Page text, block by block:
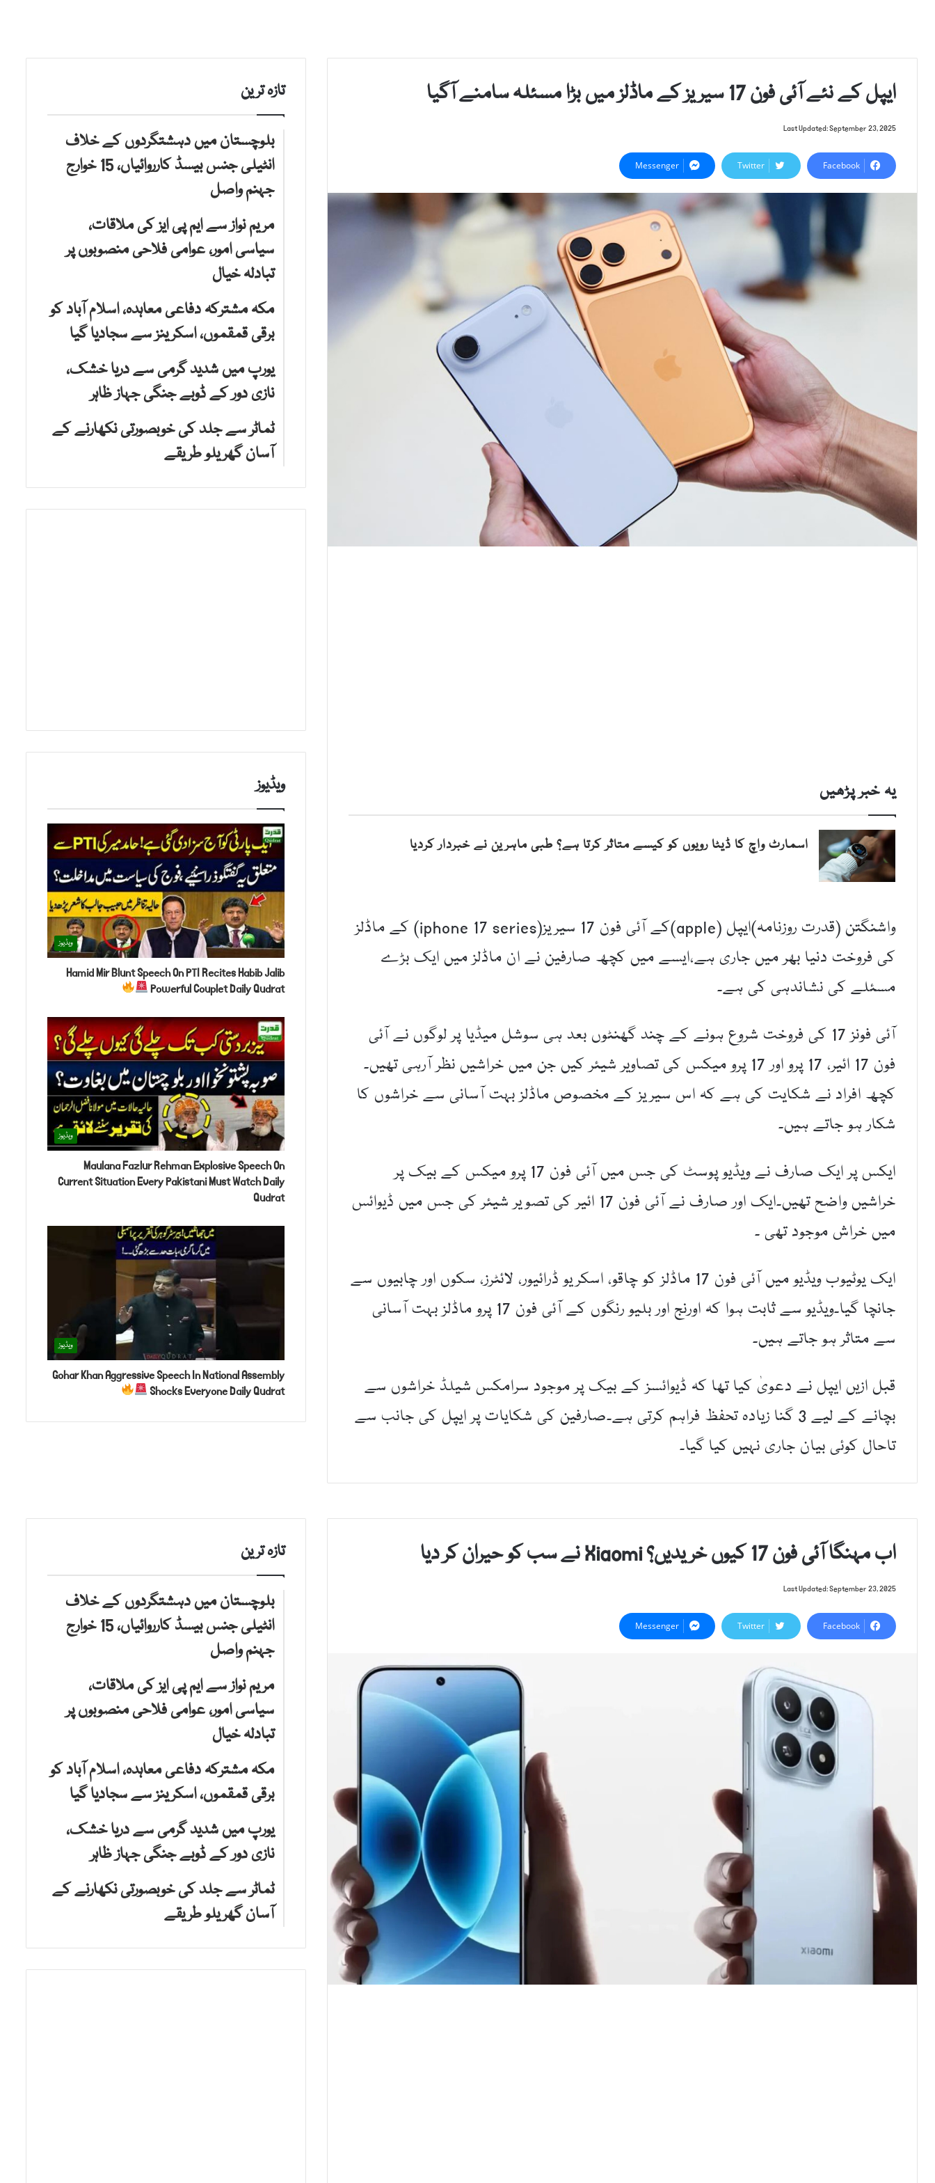
ایپل کے نئے آئی فون 17 سیریز کے ماڈلز میں بڑا مسئلہ سامنے آگیا
Last Updated: September 23, 2025
Facebook
Twitter
Messenger
یہ خبر پڑھیں
اسمارٹ واچ کا ڈیٹا رویوں کو کیسے متاثر کرتا ہے؟ طبی ماہرین نے خبردار کردیا
واشنگتن (قدرت روزنامہ)ایپل (apple)کے آئی فون 17 سیریز(iphone 17 series) کے ماڈلز
کی فروخت دنیا بھر میں جاری ہے،ایسے میں کچھ صارفین نے ان ماڈلز میں ایک بڑے
مسئلے کی نشاندہی کی ہے۔
آئی فونز 17 کی فروخت شروع ہونے کے چند گھنٹوں بعد ہی سوشل میڈیا پر لوگوں نے آئی
فون 17 ائیر، 17 پرو اور 17 پرو میکس کی تصاویر شیئر کیں جن میں خراشیں نظر آرہی تھیں۔
کچھ افراد نے شکایت کی ہے کہ اس سیریز کے مخصوص ماڈلز بہت آسانی سے خراشوں کا
شکار ہو جاتے ہیں۔
ایکس پر ایک صارف نے ویڈیو پوسٹ کی جس میں آئی فون 17 پرو میکس کے بیک پر
خراشیں واضح تھیں۔ایک اور صارف نے آئی فون 17 ائیر کی تصویر شیئر کی جس میں ڈیوائس
میں خراش موجود تھی ۔
ایک یوٹیوب ویڈیو میں آئی فون 17 ماڈلز کو چاقو، اسکریو ڈرائیور، لائٹرز، سکوں اور چابیوں سے
جانچا گیا۔ویڈیو سے ثابت ہوا کہ اورنج اور بلیو رنگوں کے آئی فون 17 پرو ماڈلز بہت آسانی
سے متاثر ہو جاتے ہیں۔
قبل ازیں ایپل نے دعویٰ کیا تھا کہ ڈیوائسز کے بیک پر موجود سرامکس شیلڈ خراشوں سے
بچانے کے لیے 3 گنا زیادہ تحفظ فراہم کرتی ہے۔صارفین کی شکایات پر ایپل کی جانب سے
تاحال کوئی بیان جاری نہیں کیا گیا۔
تازہ ترین
بلوچستان میں دہشتگردوں کے خلاف
انٹیلی جنس بیسڈ کارروائیاں، 15 خوارج
جہنم واصل
مریم نواز سے ایم پی ایز کی ملاقات،
سیاسی امور، عوامی فلاحی منصوبوں پر
تبادلہ خیال
مکہ مشترکہ دفاعی معاہدہ، اسلام آباد کو
برقی قمقموں، اسکرینز سے سجادیا گیا
یورپ میں شدید گرمی سے دریا خشک،
نازی دور کے ڈوبے جنگی جہاز ظاہر
ٹماٹر سے جلد کی خوبصورتی نکھارنے کے
آسان گھریلو طریقے
ویڈیوز
ویڈیوز
Hamid Mir Blunt Speech On PTI Recites Habib Jalib
Powerful Couplet Daily Qudrat
ویڈیوز
Maulana Fazlur Rehman Explosive Speech On
Current Situation Every Pakistani Must Watch Daily
Qudrat
ویڈیوز
Gohar Khan Aggressive Speech In National Assembly
Shocks Everyone Daily Qudrat